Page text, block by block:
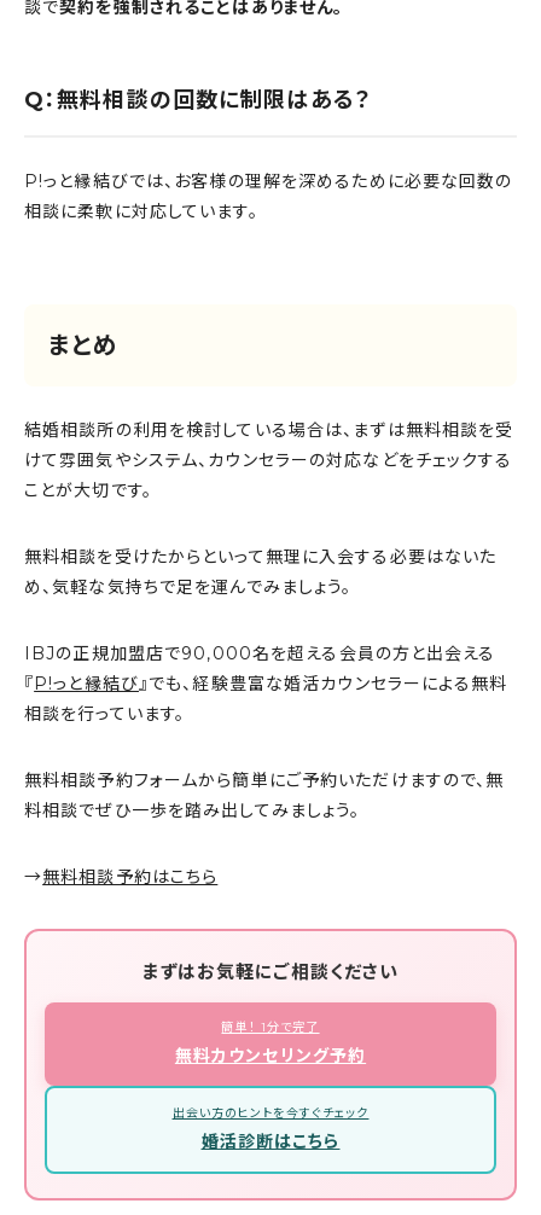
談で契約を強制されることはありません。
Q：無料相談の回数に制限はある？
P!っと縁結びでは、お客様の理解を深めるために必要な回数の
相談に柔軟に対応しています。
まとめ
結婚相談所の利用を検討している場合は、まずは無料相談を受
けて雰囲気やシステム、カウンセラーの対応などをチェックする
ことが大切です。
無料相談を受けたからといって無理に入会する必要はないた
め、気軽な気持ちで足を運んでみましょう。
IBJの正規加盟店で90,000名を超える会員の方と出会える
『P!っと縁結び』でも、経験豊富な婚活カウンセラーによる無料
相談を行っています。
無料相談予約フォームから簡単にご予約いただけますので、無
料相談でぜひ一歩を踏み出してみましょう。
→無料相談予約はこちら
まずはお気軽にご相談ください
簡単！ 1分で完了
無料カウンセリング予約
出会い方のヒントを今すぐチェック
婚活診断はこちら